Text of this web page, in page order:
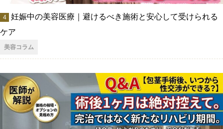
妊娠中の美容医療｜避けるべき施術と安心して受けられる
ケア
美容コラム